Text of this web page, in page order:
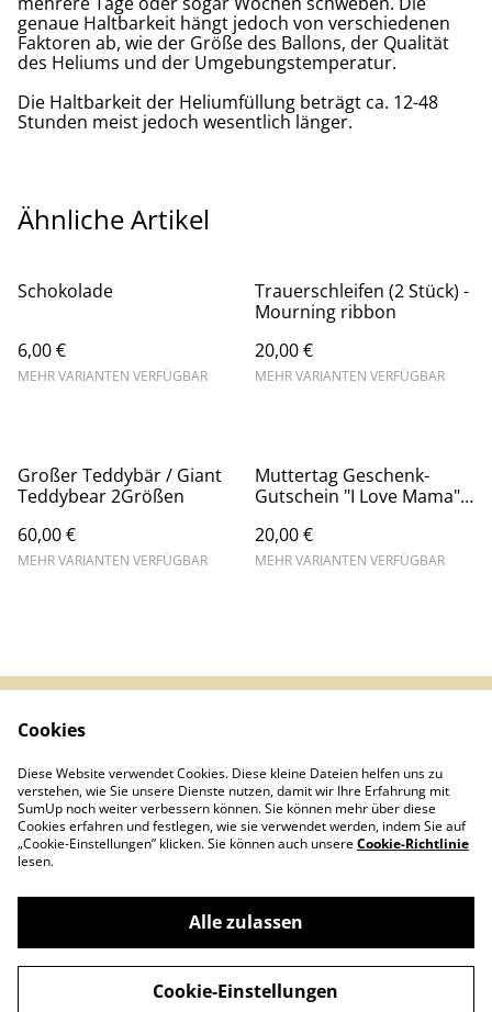
genaue Haltbarkeit hängt jedoch von verschiedenen
Faktoren ab, wie der Größe des Ballons, der Qualität
des Heliums und der Umgebungstemperatur.
Die Haltbarkeit der Heliumfüllung beträgt ca. 12-48
Stunden meist jedoch wesentlich länger.
Ähnliche Artikel
Schokolade
6,00 €
MEHR VARIANTEN VERFÜGBAR
Trauerschleifen (2 Stück) -
Mourning ribbon
20,00 €
MEHR VARIANTEN VERFÜGBAR
Großer Teddybär / Giant
Teddybear 2Größen
60,00 €
MEHR VARIANTEN VERFÜGBAR
Muttertag Geschenk-
Gutschein "I Love Mama"
20,00 €
MEHR VARIANTEN VERFÜGBAR
Infos (DE/EN/ES)
Kontakt
Cookies
©2026Magic Flowers GmbH
powered by
Cookies
Diese Website verwendet Cookies. Diese kleine Dateien helfen uns zu
verstehen, wie Sie unsere Dienste nutzen, damit wir Ihre Erfahrung mit
SumUp noch weiter verbessern können. Sie können mehr über diese
Cookies erfahren und festlegen, wie sie verwendet werden, indem Sie auf
„Cookie-Einstellungen” klicken. Sie können auch unsereCookie-Richtlinie
lesen.
Alle zulassen
Cookie-Einstellungen